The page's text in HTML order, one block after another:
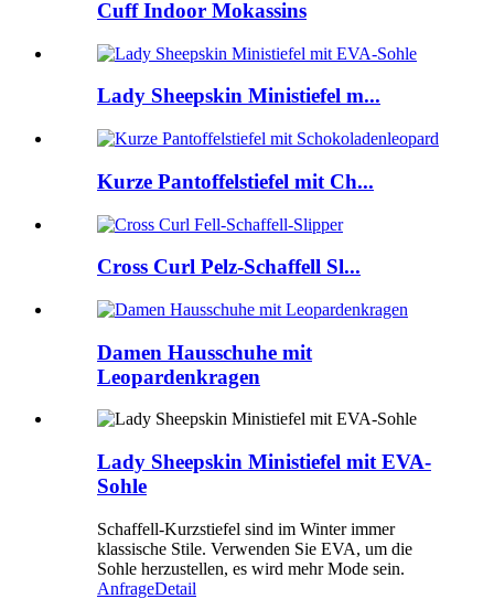
Cuff Indoor Mokassins
Lady Sheepskin Ministiefel m...
Kurze Pantoffelstiefel mit Ch...
Cross Curl Pelz-Schaffell Sl...
Damen Hausschuhe mit
Leopardenkragen
Lady Sheepskin Ministiefel mit EVA-
Sohle
Schaffell-Kurzstiefel sind im Winter immer
klassische Stile. Verwenden Sie EVA, um die
Sohle herzustellen, es wird mehr Mode sein.
AnfrageDetail